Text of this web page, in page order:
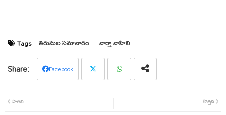
Tags తిరుమల సమాచారం వార్తా వాహిని
Facebook
కొత్తది
పాతది